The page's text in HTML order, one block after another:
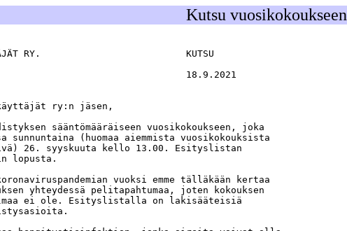
Kutsu vuosikokoukseen
RY.                          KUTSU
18.9.2021
käyttäjät ry:n jäsen,
sääntömääräiseen vuosikokoukseen, joka
sunnuntaina (huomaa aiemmista vuosikokouksista
26. syyskuuta kello 13.00. Esityslistan
lopusta.
vuoksi emme tälläkään kertaa
yhteydessä pelitapahtumaa, joten kokouksen
ei ole. Esityslistalla on lakisääteisiä